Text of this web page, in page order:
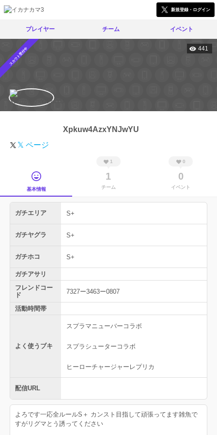
新規登録・ログイン
プレイヤー チーム イベント
スカウト受付中 441
Xpkuw4AzxYNJwYU
𝕏 ページ
基本情報
1
1
チーム
0
0
イベント
ガチエリア S+
ガチヤグラ S+
ガチホコ S+
ガチアサリ
フレンドコー
ド
7327ー3463ー0807
活動時間帯
よく使うブキ
スプラマニューバーコラボ
スプラシューターコラボ
ヒーローチャージャーレプリカ
配信URL
よろです一応全ルールS＋ カンスト目指して頑張ってます雑魚で
すがリグマとう誘ってください